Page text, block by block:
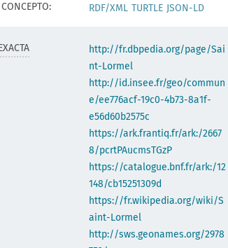
RDF/XML TURTLE JSON-LD
http://fr.dbpedia.org/page/Sai
nt-Lormel
http://id.insee.fr/geo/commun
e/ee776acf-19c0-4b73-8a1f-
e56d60b2575c
https://ark.frantiq.fr/ark:/2667
8/pcrtPAucmsTGzP
https://catalogue.bnf.fr/ark:/12
148/cb15251309d
https://fr.wikipedia.org/wiki/S
aint-Lormel
http://sws.geonames.org/2978